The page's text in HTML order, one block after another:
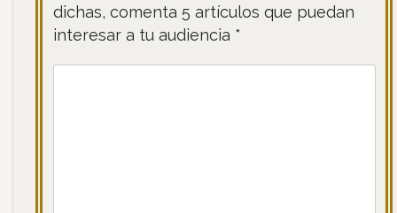
dichas, comenta 5 artículos que puedan
interesar a tu audiencia *